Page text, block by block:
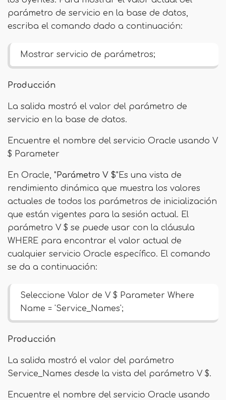
parámetro de servicio en la base de datos,
escriba el comando dado a continuación:
Mostrar servicio de parámetros;
Producción
La salida mostró el valor del parámetro de
servicio en la base de datos.
Encuentre el nombre del servicio Oracle usando V
$ Parameter
En Oracle, "Parámetro V $"Es una vista de
rendimiento dinámica que muestra los valores
actuales de todos los parámetros de inicialización
que están vigentes para la sesión actual. El
parámetro V $ se puede usar con la cláusula
WHERE para encontrar el valor actual de
cualquier servicio Oracle específico. El comando
se da a continuación:
Seleccione Valor de V $ Parameter Where
Name = 'Service_Names';
Producción
La salida mostró el valor del parámetro
Service_Names desde la vista del parámetro V $.
Encuentre el nombre del servicio Oracle usando